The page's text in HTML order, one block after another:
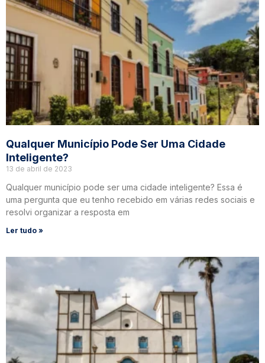
Qualquer Município Pode Ser Uma Cidade
Inteligente?
13 de abril de 2023
Qualquer município pode ser uma cidade inteligente? Essa é
uma pergunta que eu tenho recebido em várias redes sociais e
resolvi organizar a resposta em
Ler tudo »